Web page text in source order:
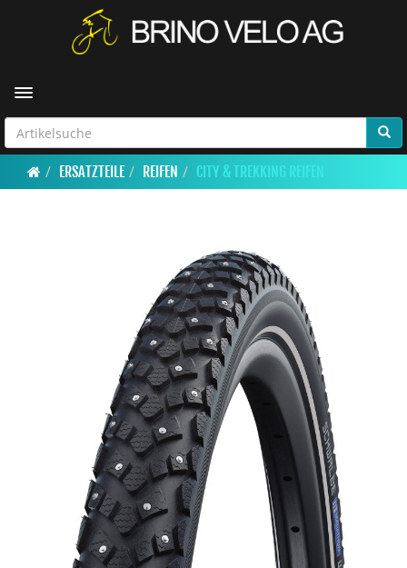
Toggle navigation
ERSATZTEILE REIFEN CITY & TREKKING REIFEN